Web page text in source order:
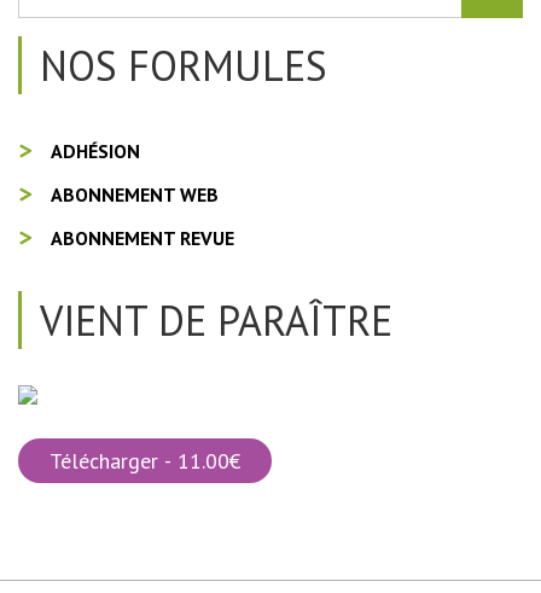
NOS FORMULES
ADHÉSION
ABONNEMENT WEB
ABONNEMENT REVUE
VIENT DE PARAÎTRE
Télécharger - 11.00€